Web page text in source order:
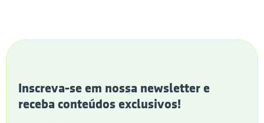
Inscreva-se em nossa newsletter e
receba conteúdos exclusivos!